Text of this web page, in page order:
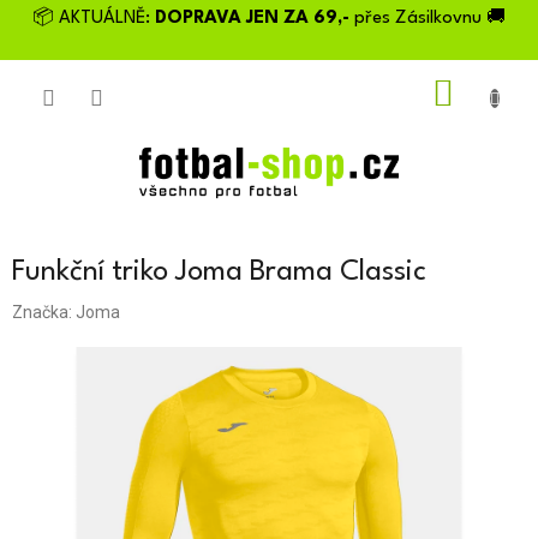
Přejít📦 AKTUÁLNĚ: DOPRAVA JEN ZA 69,- přes Zásilkovnu 🚚
Funkční triko Joma Brama Classic
Značka: Joma